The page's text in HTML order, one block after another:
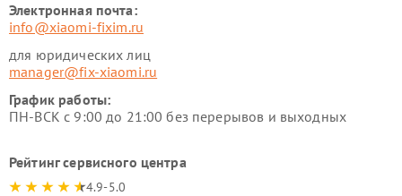
Электронная почта:
info@xiaomi-fixim.ru
для юридических лиц
manager@fix-xiaomi.ru
График работы:
ПН-ВСК с 9:00 до 21:00 без перерывов и выходных
Рейтинг сервисного центра
4.9-5.0